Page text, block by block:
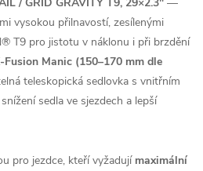
vysokou přilnavostí, zesílenými
T9 pro jistotu v náklonu i při brzdění
Manic (150–170 mm dle
teleskopická sedlovka s vnitřním
sedla ve sjezdech a lepší
pro jezdce, kteří vyžadují maximální